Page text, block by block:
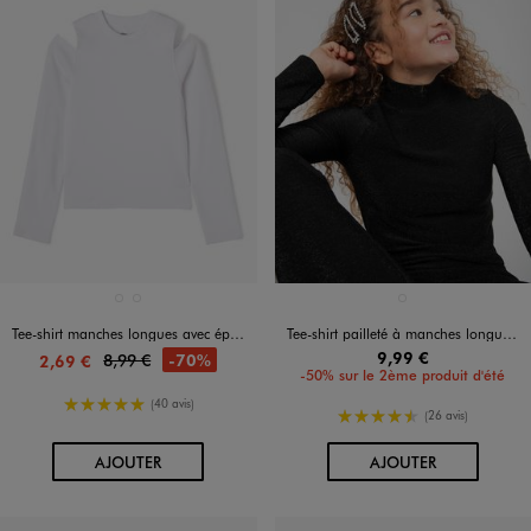
Tee-shirt manches longues avec épaules dénudées fille
2,69 € 8,99 € -70%
5/5 de moyenne
(40 avis)
AJOUTERAU PANIER
Tee-shirt pailleté à manches longues coupe courte fille
9,99 €
-50% sur le 2ème produit d'été
4.5/5 de moyenne
(26 avis)
AJOUTERAU PANIER